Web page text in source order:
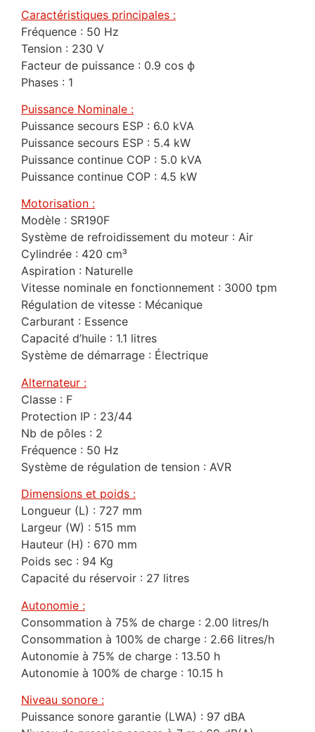
Caractéristiques principales :
Fréquence : 50 Hz
Tension : 230 V
Facteur de puissance : 0.9 cos ϕ
Phases : 1
Puissance Nominale :
Puissance secours ESP : 6.0 kVA
Puissance secours ESP : 5.4 kW
Puissance continue COP : 5.0 kVA
Puissance continue COP : 4.5 kW
Motorisation :
Modèle : SR190F
Système de refroidissement du moteur : Air
Cylindrée : 420 cm³
Aspiration : Naturelle
Vitesse nominale en fonctionnement : 3000 tpm
Régulation de vitesse : Mécanique
Carburant : Essence
Capacité d’huile : 1.1 litres
Système de démarrage : Électrique
Alternateur :
Classe : F
Protection IP : 23/44
Nb de pôles : 2
Fréquence : 50 Hz
Système de régulation de tension : AVR
Dimensions et poids :
Longueur (L) : 727 mm
Largeur (W) : 515 mm
Hauteur (H) : 670 mm
Poids sec : 94 Kg
Capacité du réservoir : 27 litres
Autonomie :
Consommation à 75% de charge : 2.00 litres/h
Consommation à 100% de charge : 2.66 litres/h
Autonomie à 75% de charge : 13.50 h
Autonomie à 100% de charge : 10.15 h
Niveau sonore :
Puissance sonore garantie (LWA) : 97 dBA